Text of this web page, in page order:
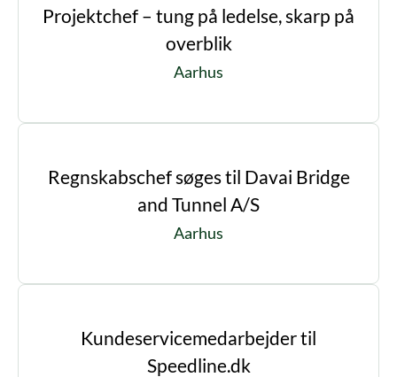
Projektchef – tung på ledelse, skarp på
overblik
Aarhus
Regnskabschef søges til Davai Bridge
and Tunnel A/S
Aarhus
Kundeservicemedarbejder til
Speedline.dk